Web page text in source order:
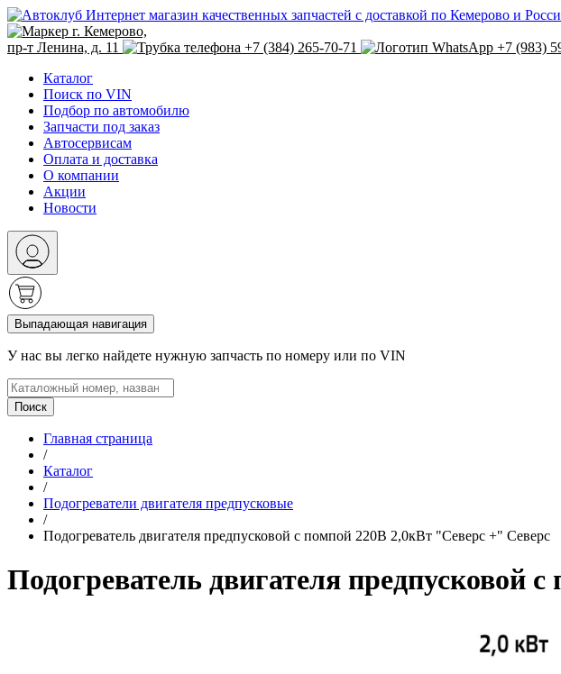
Интернет магазин качественных запчастей с доставкой по Кемерово и
г. Кемерово,
пр-т Ленина, д. 11
+7 (384) 265-70-71
+7 (983)
Каталог
Поиск по VIN
Подбор по автомобилю
Запчасти под заказ
Автосервисам
Оплата и доставка
О компании
Акции
Новости
Выпадающая навигация
У нас вы легко найдете нужную запчасть по номеру или по VIN
Поиск
Главная страница
/
Каталог
/
Подогреватели двигателя предпусковые
/
Подогреватель двигателя предпусковой с помпой 220B 2,0кВт "Северс +" Северс
Подогреватель двигателя предпусковой